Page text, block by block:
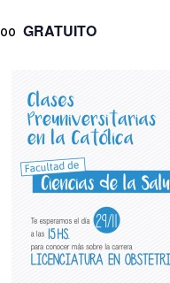
GRATUITO